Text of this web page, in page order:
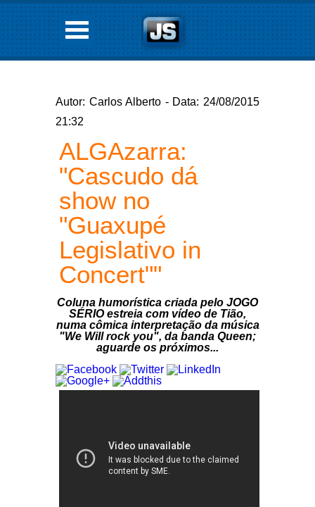
Autor: Carlos Alberto - Data: 24/08/2015
21:32
ALGAzarra:
"Cascudo dá
show no
"Guaxupé
Legislativo in
Concert""
Coluna humorística criada pelo JOGO
SÉRIO estreia com vídeo de Tião,
numa cômica interpretação da música
"We Will rock you", da banda Queen;
aguarde os próximos...